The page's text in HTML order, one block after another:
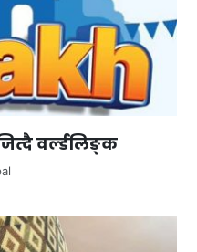
वर्ल्डलिङ्क